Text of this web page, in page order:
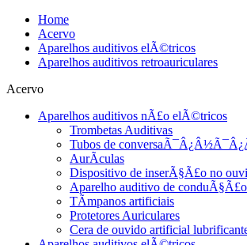
Home
Acervo
Aparelhos auditivos elÃ©tricos
Aparelhos auditivos retroauriculares
Acervo
Aparelhos auditivos nÃ£o elÃ©tricos
Trombetas Auditivas
Tubos de
AurÃ­culas
Dispositivo de inserÃ§Ã£o no
Aparelho auditivo de conduÃ§Ã£o
TÃ­mpanos artificiais
Protetores Auriculares
Cera de ouvido artificial